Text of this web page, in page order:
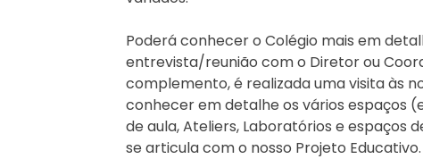
Poderá conhecer o Colégio mais em
entrevista/reunião com o Diretor ou
complemento, é realizada uma visita às
conhecer em detalhe os vários espaços
de aula, Ateliers, Laboratórios e espaços
se articula com o nosso Projeto Educativo.